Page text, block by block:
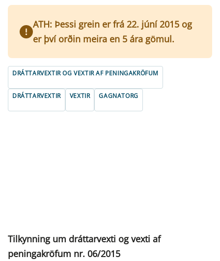
ATH: Þessi grein er frá 22. júní 2015 og
er því orðin meira en 5 ára gömul.
DRÁTTARVEXTIR OG VEXTIR AF PENINGAKRÖFUM
DRÁTTARVEXTIR VEXTIR GAGNATORG
Tilkynning um dráttarvexti og vexti af
peningakröfum nr. 06/2015